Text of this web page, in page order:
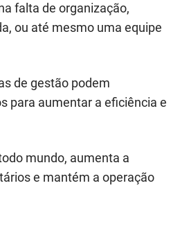
falta de organização,
ou até mesmo uma equipe
de gestão podem
para aumentar a eficiência e
mundo, aumenta a
e mantém a operação